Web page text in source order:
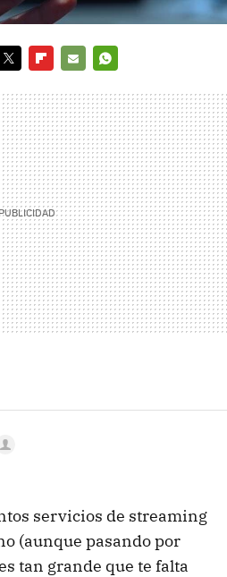
MAIL
servicios de streaming
(aunque pasando por
tan grande que te falta